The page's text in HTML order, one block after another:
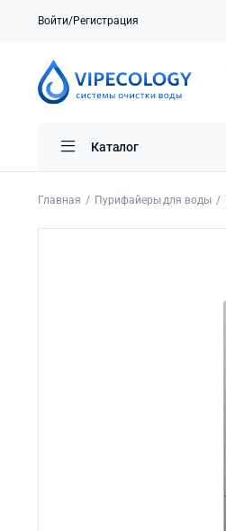
Войти/Регистрация
Каталог
Главная Пурифайеры для воды